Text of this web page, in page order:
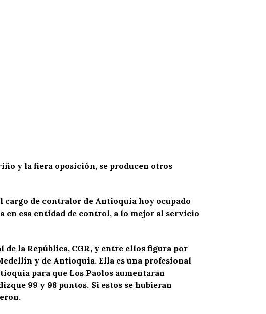
y la fiera oposición, se producen otros
cargo de contralor de Antioquia hoy ocupado
en esa entidad de control, a lo mejor al servicio
la República, CGR, y entre ellos figura por
y de Antioquia. Ella es una profesional
para que Los Paolos aumentaran
99 y 98 puntos. Si estos se hubieran